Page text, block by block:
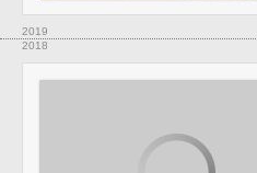
2019
2018